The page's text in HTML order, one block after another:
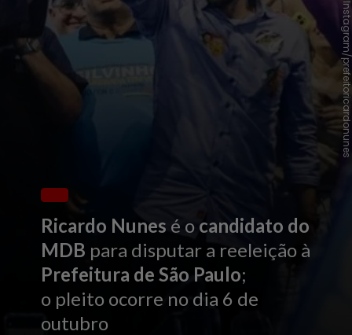
Ricardo Nunes é o candidato do
MDB para disputar a reeleição à
Prefeitura de São Paulo;
o pleito ocorre no dia 6 de
outubro
Instagram/